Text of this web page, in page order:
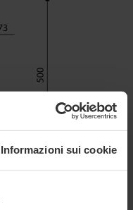
Informazioni sui cookie